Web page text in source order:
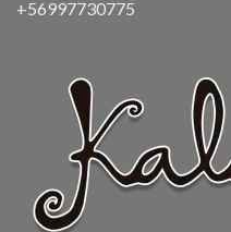
+56997730775